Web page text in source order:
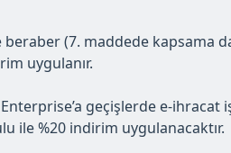
(7. maddede
uygulanır.
geçişlerde e-
ile %20 indirim uygulanacaktır.